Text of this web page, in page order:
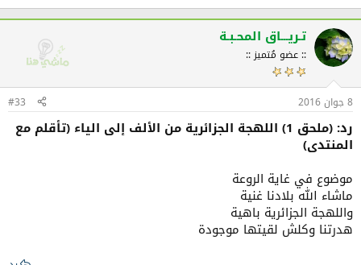
تـريـــاق المحـبـة
:: عضو مُتميز ::
8 جوان 2016 #33
رد: (ملحق 1) اللهجة الجزائرية من الألف إلى الياء (تأقلم مع
المنتدى)
موضوع في غاية الروعة
ماشاء الله بلادنا غنية
واللهجة الجزائرية باهية
هدرتنا وكلش لقيتها موجودة